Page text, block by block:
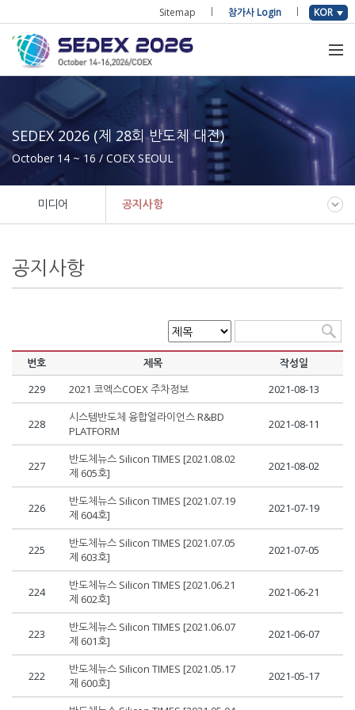
Sitemap 참가사 Login KOR
SEDEX 2026 (제 28회 반도체 대전)
October 14 ~ 16 / COEX SEOUL
미디어 공지사항
공지사항
번호 제목 작성일
229 2021 코엑스COEX 주차정보 2021-08-13
228
시스템반도체 융합얼라이언스 R&BD
PLATFORM
2021-08-11
227
반도체뉴스 Silicon TIMES [2021.08.02
제 605호]
2021-08-02
226
반도체뉴스 Silicon TIMES [2021.07.19
제 604호]
2021-07-19
225
반도체뉴스 Silicon TIMES [2021.07.05
제 603호]
2021-07-05
224
반도체뉴스 Silicon TIMES [2021.06.21
제 602호]
2021-06-21
223
반도체뉴스 Silicon TIMES [2021.06.07
제 601호]
2021-06-07
222
반도체뉴스 Silicon TIMES [2021.05.17
제 600호]
2021-05-17